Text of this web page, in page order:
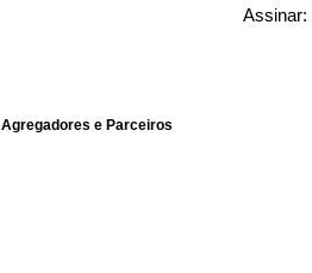
Assinar:
Agregadores e Parceiros